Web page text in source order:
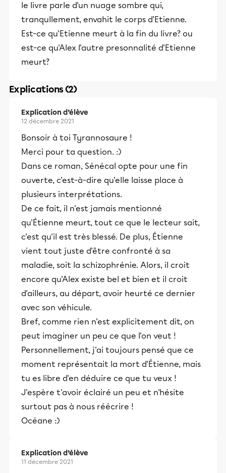
le livre parle d'un nuage sombre qui,
tranqullement, envahit le corps d'Etienne.
Est-ce qu'Etienne meurt à la fin du livre? ou
est-ce qu'Alex l'autre presonnalité d'Etienne
meurt?
Explications (2)
Explication d’élève
12 décembre 2021
Bonsoir à toi Tyrannosaure !
Merci pour ta question. :)
Dans ce roman, Sénécal opte pour une fin
ouverte, c'est-à-dire qu'elle laisse place à
plusieurs interprétations.
De ce fait, il n'est jamais mentionné
qu'Étienne meurt, tout ce que le lecteur sait,
c'est qu'il est très blessé. De plus, Étienne
vient tout juste d'être confronté à sa
maladie, soit la schizophrénie. Alors, il croit
encore qu'Alex existe bel et bien et il croit
d'ailleurs, au départ, avoir heurté ce dernier
avec son véhicule.
Bref, comme rien n'est explicitement dit, on
peut imaginer un peu ce que l'on veut !
Personnellement, j'ai toujours pensé que ce
moment représentait la mort d'Étienne, mais
tu es libre d'en déduire ce que tu veux !
J'espère t'avoir éclairé un peu et n'hésite
surtout pas à nous réécrire !
Océane :)
Explication d’élève
11 décembre 2021